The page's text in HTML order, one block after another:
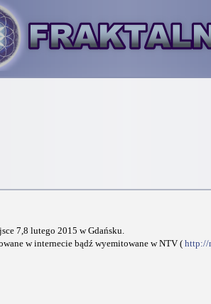
7,8 lutego 2015 w Gdańsku.
w internecie bądź wyemitowane w NTV ( http://